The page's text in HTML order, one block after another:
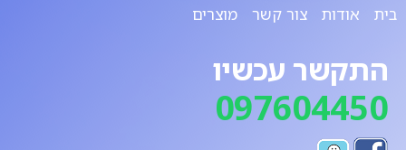
בית אודות צור קשר מוצרים
התקשר עכשיו
097604450